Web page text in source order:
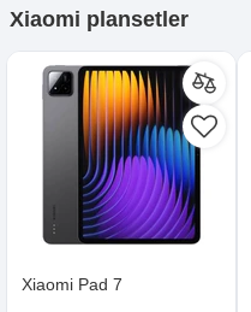
Xiaomi plansetler
Xiaomi Pad 7